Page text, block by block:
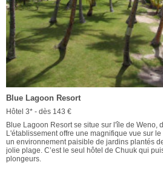
Blue Lagoon Resort
Hôtel 3* - dès 143 €
Blue Lagoon Resort se situe sur l'île de Weno,
L'établissement offre une magnifique vue sur
un environnement paisible de jardins plantés
jolie plage. C’est le seul hôtel de Chuuk qui
plongeurs.